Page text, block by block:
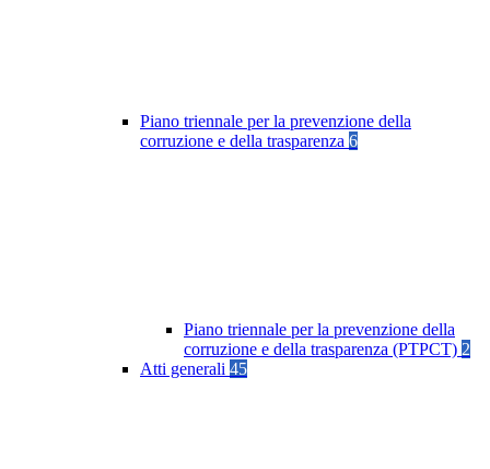
Piano triennale per la prevenzione della
corruzione e della trasparenza 6
Piano triennale per la prevenzione della
corruzione e della trasparenza (PTPCT) 2
Atti generali 45